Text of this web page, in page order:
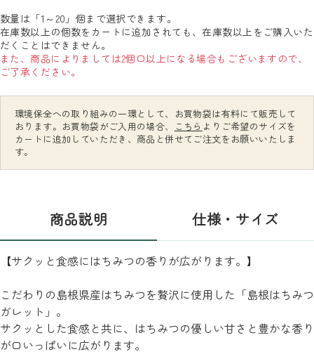
数量は「1～20」個まで選択できます。
在庫数以上の個数をカートに追加されても、在庫数以上をご購入いた
だくことはできません。
また、商品によりましては2個口以上になる場合もございますので、
ご了承ください。
環境保全への取り組みの一環として、お買物袋は有料にて販売して
おります。お買物袋がご入用の場合、
こちら よりご希望のサイズを
カートに追加していただき、商品と併せてご注文をお願いいたしま
す。
商品説明 仕様・サイズ
【サクッと食感にはちみつの香りが広がります。】
こだわりの島根県産はちみつを贅沢に使用した「島根はちみつ
ガレット」。
サクッとした食感と共に、はちみつの優しい甘さと豊かな香り
が口いっぱいに広がります。